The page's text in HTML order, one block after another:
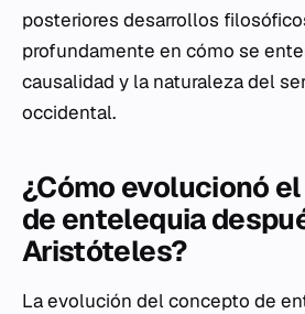
posteriores desarrollos
profundamente en cómo se
causalidad y la naturaleza del
occidental.
¿Cómo evolucionó
de entelequia
Aristóteles?
La evolución del concepto de